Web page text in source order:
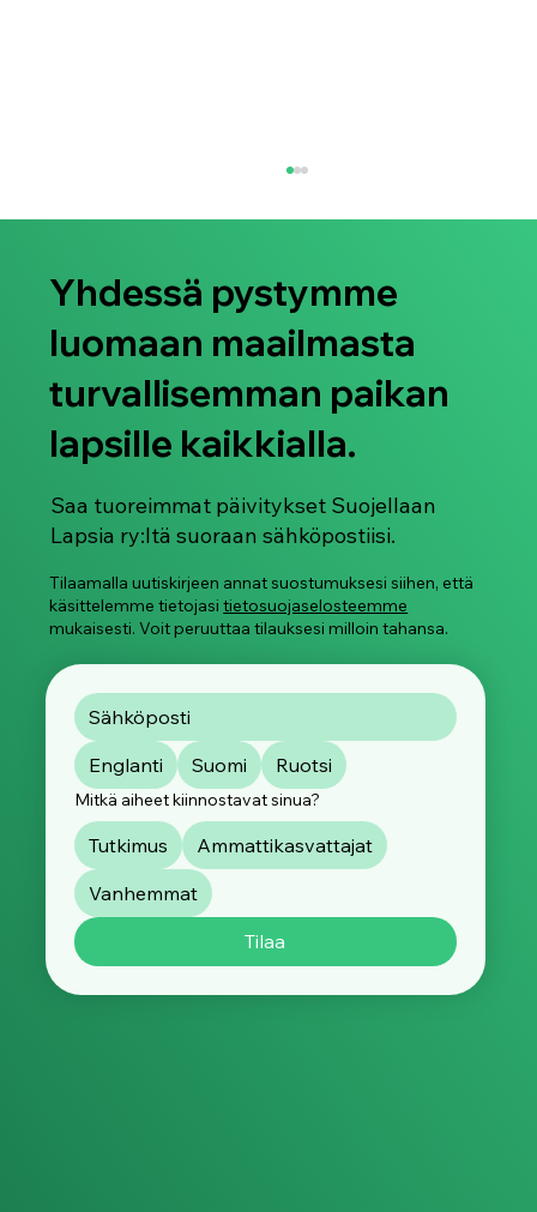
Suojellaan Lapsia ry juhlistaa Pride-
Yhdessä pystymme
luomaan maailmasta
turvallisemman paikan
lapsille kaikkialla.
Saa tuoreimmat päivitykset Suojellaan
Lapsia ry:ltä suoraan sähköpostiisi.
Tilaamalla uutiskirjeen annat suostumuksesi siihen, että
käsittelemme tietojasitietosuojaselosteemme
mukaisesti. Voit peruuttaa tilauksesi milloin tahansa.
Englanti Suomi Ruotsi
Mitkä aiheet kiinnostavat sinua?
Tutkimus
Ammattikasvattajat
Vanhemmat
Tilaa